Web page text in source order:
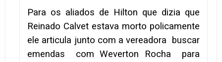
Para os aliados de Hilton que dizia que
Reinado Calvet estava morto policamente
ele articula junto com a vereadora buscar
emendas com Weverton Rocha para